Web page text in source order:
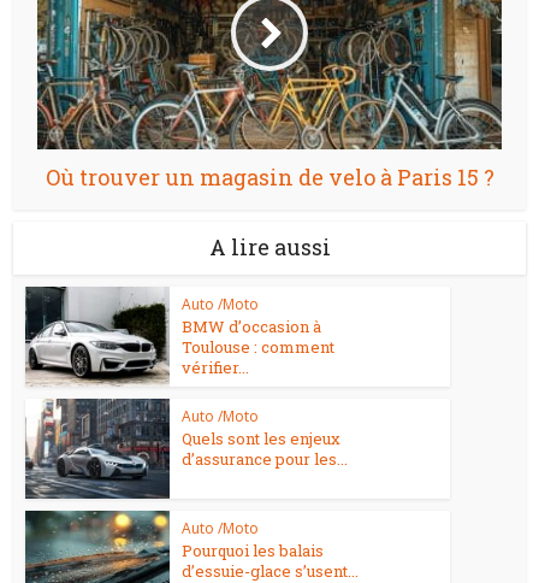
Où trouver un magasin de velo à Paris 15 ?
A lire aussi
Auto /Moto
BMW d’occasion à
Toulouse : comment
vérifier...
Auto /Moto
Quels sont les enjeux
d’assurance pour les...
Auto /Moto
Pourquoi les balais
d’essuie-glace s’usent...